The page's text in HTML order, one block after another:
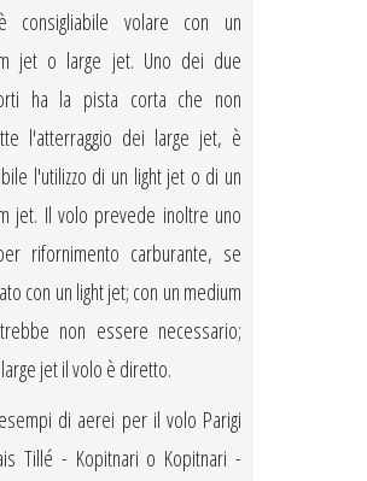
consigliabile volare con un
jet o large jet. Uno dei due
ha la pista corta che non
l'atterraggio dei large jet, è
l'utilizzo di un light jet o di un
jet. Il volo prevede inoltre uno
rifornimento carburante, se
con un light jet; con un medium
non essere necessario;
jet il volo è diretto.
di aerei per il volo Parigi
Tillé - Kopitnari o Kopitnari -